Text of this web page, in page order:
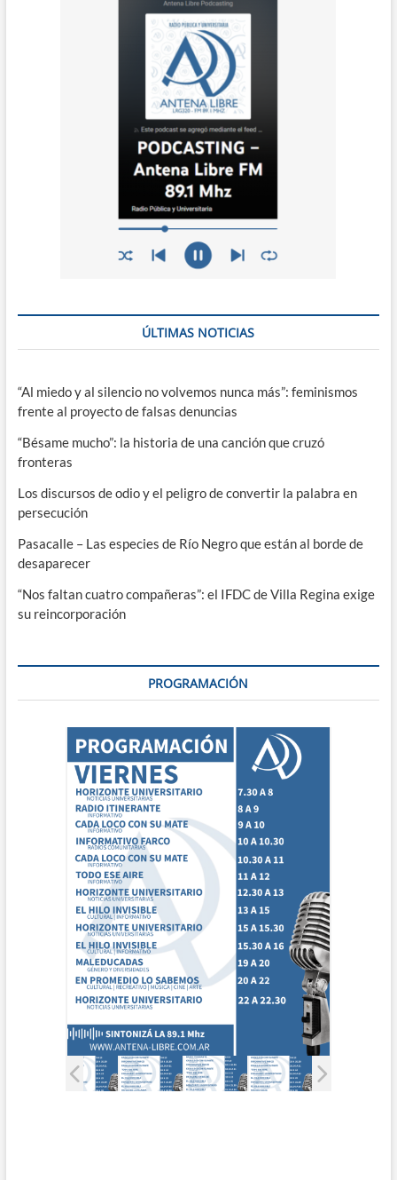
ÚLTIMAS NOTICIAS
“Al miedo y al silencio no volvemos nunca más”: feminismos
frente al proyecto de falsas denuncias
“Bésame mucho”: la historia de una canción que cruzó
fronteras
Los discursos de odio y el peligro de convertir la palabra en
persecución
Pasacalle – Las especies de Río Negro que están al borde de
desaparecer
“Nos faltan cuatro compañeras”: el IFDC de Villa Regina exige
su reincorporación
PROGRAMACIÓN